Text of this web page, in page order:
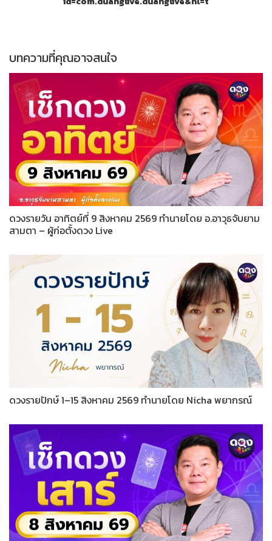
บทความที่คุณอาจสนใจ
ดวงรายวัน อาทิตย์ที่ 9 สิงหาคม 2569 ทำนายโดย อ.อาวุธจับยาม
สามตา – ผู้ก่อตั้งดวง Live
ดวงรายปักษ์ 1–15 สิงหาคม 2569 ทำนายโดย Nicha พยากรณ์